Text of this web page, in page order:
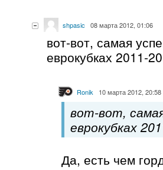
shpasic 08 марта 2012, 01:06
вот-вот, самая
еврокубках 2011-
Ronik 10 марта 2012, 20:58
вот-вот,
еврокубках
Да, есть чем